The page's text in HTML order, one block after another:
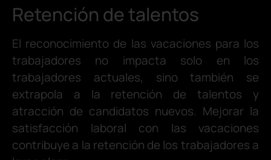
Retención de talentos
El reconocimiento de las vacaciones para los
trabajadores no impacta solo en los
trabajadores actuales, sino también se
extrapola a la retención de talentos y
atracción de candidatos nuevos. Mejorar la
satisfacción laboral con las vacaciones
contribuye a la retención de los trabajadores a